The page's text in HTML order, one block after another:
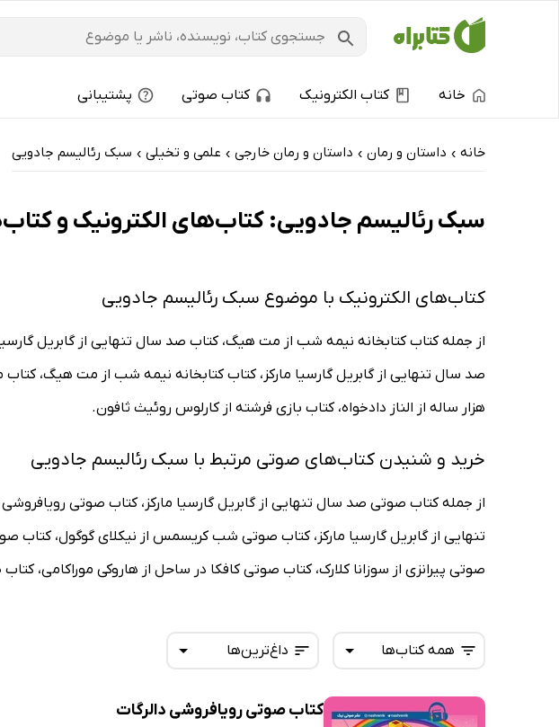
خانه کتاب الکترونیک کتاب صوتی پشتیبانی
خانه › داستان و رمان › داستان و رمان خارجی › علمی و تخیلی › سبک رئالیسم جادویی
سبک رئالیسم جادویی: کتاب‌های الکترونیک و
کتاب‌های الکترونیک با موضوع سبک رئالیسم جادویی
از جمله کتاب کتابخانه نیمه شب از مت هیگ، کتاب صد سال تنهایی از گابریل
صد سال تنهایی از گابریل گارسیا مارکز، کتاب کتابخانه نیمه شب از مت هیگ، کتاب
هزار ساله از الناز دادخواه، کتاب بازی فرشته از کارلوس روئیث ثافون.
خرید و شنیدن کتاب‌های صوتی مرتبط با سبک رئالیسم جادویی
از جمله کتاب صوتی صد سال تنهایی از گابریل گارسیا مارکز، کتاب صوتی
تنهایی از گابریل گارسیا مارکز، کتاب صوتی شب کریسمس از نیکلای گوگول،
صوتی پیرانزی از سوزانا کلارک، کتاب صوتی کافکا در ساحل از هاروکی موراکامی،
داغ‌ترین‌ها
تازه‌ها
همه کتاب‌ها
همه کتاب‌ها
کتاب صوتی رویافروشی دالرگات